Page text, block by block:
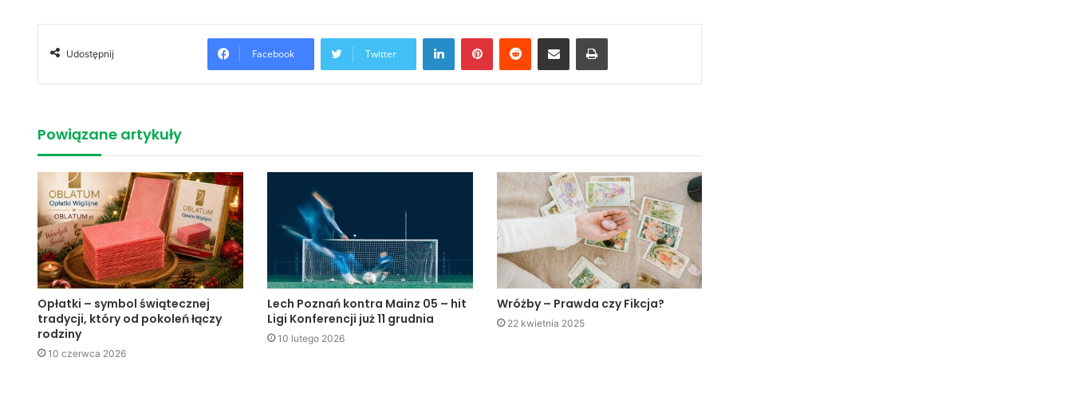
Udostępnij Facebook Twitter
LinkedIn
Powiązane artykuły
Opłatki – symbol świątecznej
tradycji, który od pokoleń łączy
rodziny
10 czerwca 2026
Lech Poznań kontra Mainz 05 – hit
Ligi Konferencji już 11 grudnia
10 lutego 2026
Wróżby – Prawda czy Fikcja?
22 kwietnia 2025